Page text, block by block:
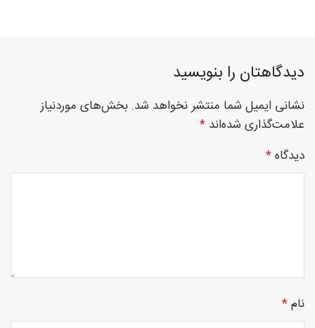
تخصصی
نصب
های
دیدگاهتان را بنویسید
نشانی ایمیل شما منتشر نخواهد شد. بخش‌های موردنیاز
علامت‌گذاری شده‌اند *
دیدگاه*
نام*